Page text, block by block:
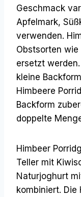
Geschmack
Apfelmark,
verwenden.
Obstsorten wie
ersetzt
kleine
Himbeere
Backform
doppelte
Himbeer
Teller mit
Naturjoghurt
kombiniert. Die